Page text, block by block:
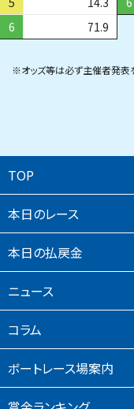
6
71.9
※オッズ等は必ず主催者発表
TOP
本⽇のレース
本⽇の払戻⾦
ニュース
コラム
ボートレース場案内